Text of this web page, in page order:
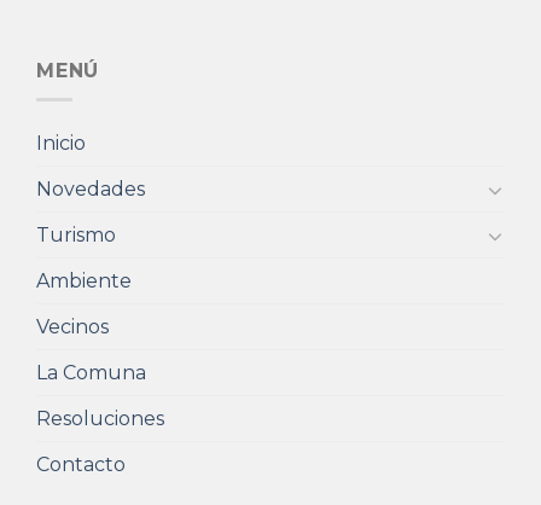
MENÚ
Inicio
Novedades
Turismo
Ambiente
Vecinos
La Comuna
Resoluciones
Contacto